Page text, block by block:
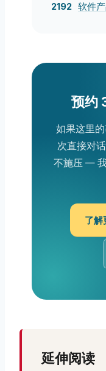
软件
预约
如果这里
次直接对
不施压 —
了解
延伸阅读